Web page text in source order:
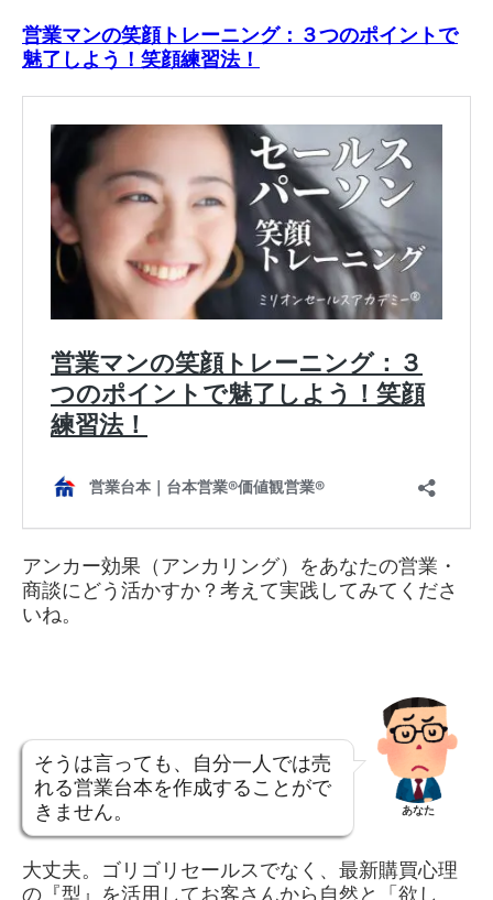
営業マンの笑顔トレーニング：３つのポイントで
魅了しよう！笑顔練習法！
アンカー効果（アンカリング）をあなたの営業・
商談にどう活かすか？考えて実践してみてくださ
いね。
そうは言っても、自分一人では売
れる営業台本を作成することがで
きません。
あなた
大丈夫。ゴリゴリセールスでなく、最新購買心理
の『型』を活用してお客さんから自然と「欲し